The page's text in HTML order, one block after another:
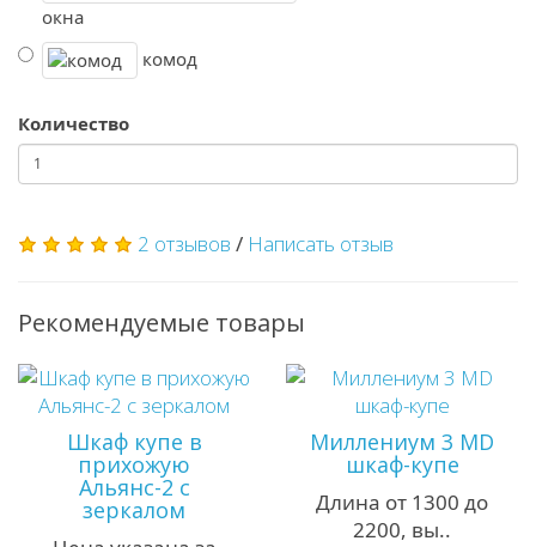
окна
комод
Количество
2 отзывов / Написать отзыв
Рекомендуемые товары
Шкаф купе в
прихожую
Альянс-2 с
зеркалом
Миллениум 3 MD
шкаф-купе
Длина от 1300 до
2200, вы..